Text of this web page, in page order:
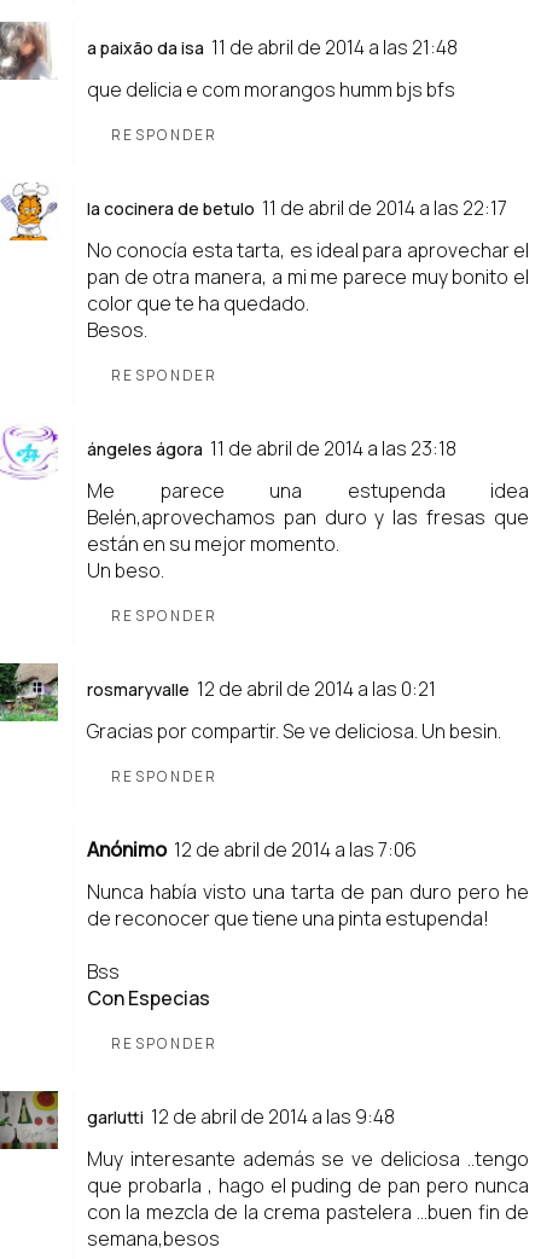
a paixão da isa 11 de abril de 2014 a las 21:48
que delicia e com morangos humm bjs bfs
RESPONDER
la cocinera de betulo 11 de abril de 2014 a las 22:17
No conocía esta tarta, es ideal para aprovechar el
pan de otra manera, a mi me parece muy bonito el
color que te ha quedado.
Besos.
RESPONDER
ángeles ágora 11 de abril de 2014 a las 23:18
Me parece una estupenda idea
Belén,aprovechamos pan duro y las fresas que
están en su mejor momento.
Un beso.
RESPONDER
rosmaryvalle 12 de abril de 2014 a las 0:21
Gracias por compartir. Se ve deliciosa. Un besin.
RESPONDER
Anónimo 12 de abril de 2014 a las 7:06
Nunca había visto una tarta de pan duro pero he
de reconocer que tiene una pinta estupenda!
Bss
Con Especias
RESPONDER
garlutti 12 de abril de 2014 a las 9:48
Muy interesante además se ve deliciosa ..tengo
que probarla , hago el puding de pan pero nunca
con la mezcla de la crema pastelera ...buen fin de
semana,besos